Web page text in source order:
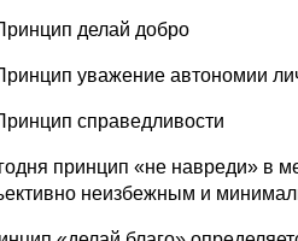
делай добро
уважение автономии
справедливости
принцип «не навреди» в
неизбежным и